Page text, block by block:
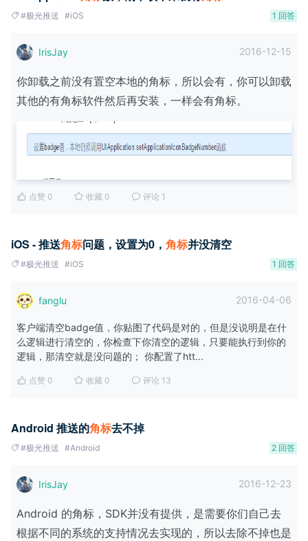
#极光推送 #iOS 1 回答
IrisJay 2016-12-15
你卸载之前没有置空本地的角标，所以会有，你可以卸载
其他的有角标软件然后再安装，一样会有角标。
点赞 0 收藏 0 评论 1
iOS - 推送角标问题，设置为0， 角标并没清空
#极光推送 #iOS 1 回答
fanglu 2016-04-06
客户端清空badge值，你贴图了代码是对的，但是没说明是在什
么逻辑进行清空的，你检查下你清空的逻辑，只要能执行到你的
逻辑，那清空就是没问题的； 你配置了htt...
点赞 0 收藏 0 评论 13
Android 推送的角标去不掉
#极光推送 #Android 2 回答
IrisJay 2016-12-23
Android 的角标，SDK并没有提供，是需要你们自己去
根据不同的系统的支持情况去实现的，所以去除不掉也是